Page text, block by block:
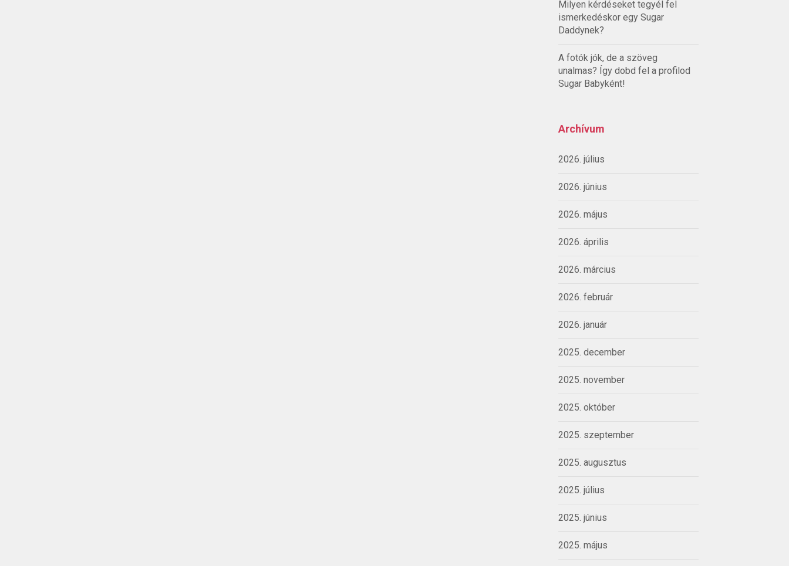
Milyen kérdéseket tegyél fel
ismerkedéskor egy Sugar
Daddynek?
A fotók jók, de a szöveg
unalmas? Így dobd fel a profilod
Sugar Babyként!
Archívum
2026. július
2026. június
2026. május
2026. április
2026. március
2026. február
2026. január
2025. december
2025. november
2025. október
2025. szeptember
2025. augusztus
2025. július
2025. június
2025. május